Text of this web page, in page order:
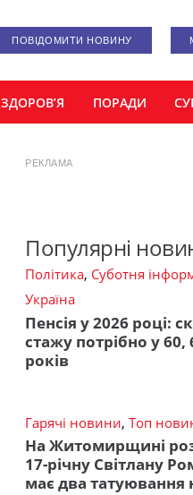
ПОВІДОМИТИ НОВИНУ
ЗДОРОВ’Я ПОРАДИ
РЕКЛАМА
Популярні
Політика, Суботня
Україна
Пенсія у 2026 році:
стажу потрібно у 60,
років
Гарячі новини, Топ
На Житомирщині
17-річну Світлану
має два татуювання